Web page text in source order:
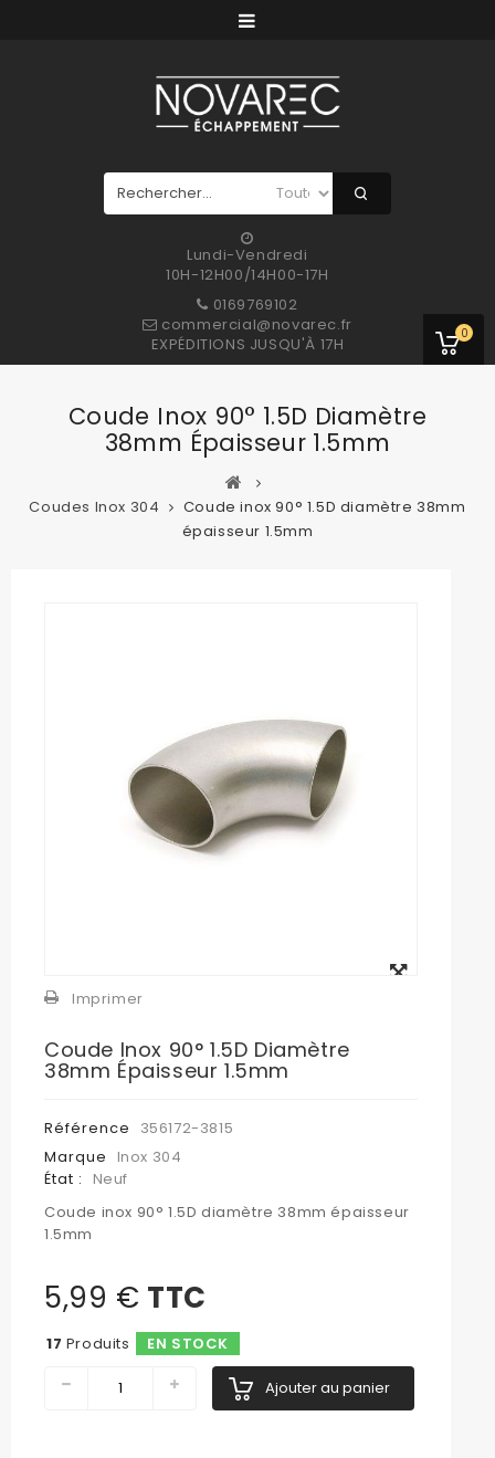
0
Lundi-Vendredi
10H-12H00/14H00-17H
0169769102
commercial@novarec.fr
EXPÉDITIONS JUSQU'À 17H
Coude Inox 90° 1.5D Diamètre
38mm Épaisseur 1.5mm
Coudes Inox 304
Coude inox 90° 1.5D diamètre 38mm
épaisseur 1.5mm
Imprimer
Coude Inox 90° 1.5D Diamètre
38mm Épaisseur 1.5mm
Référence
356172-3815
Marque
Inox 304
État :
Neuf
Coude inox 90° 1.5D diamètre 38mm épaisseur
1.5mm
5,99 € TTC
17 Produits EN STOCK
Ajouter au panier